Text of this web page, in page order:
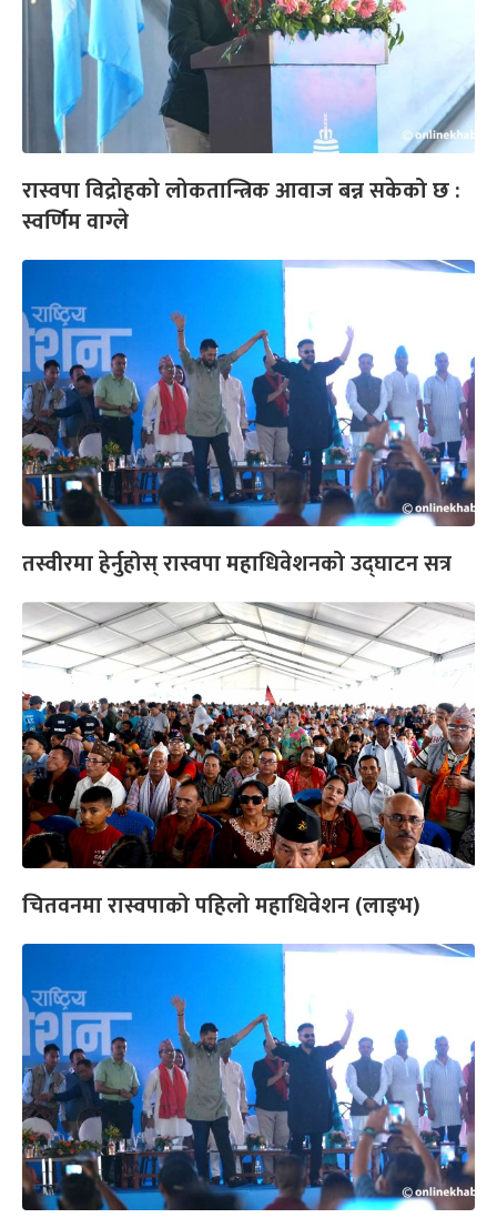
रास्वपा विद्रोहको लोकतान्त्रिक आवाज बन्न सकेको छ :
स्वर्णिम वाग्ले
तस्वीरमा हेर्नुहोस् रास्वपा महाधिवेशनको उद्घाटन सत्र
चितवनमा रास्वपाको पहिलो महाधिवेशन (लाइभ)